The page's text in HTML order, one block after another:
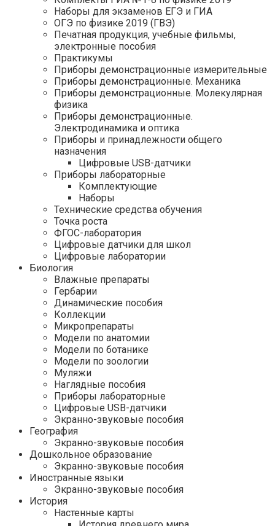
Наборы для экзаменов ЕГЭ и ГИА
ОГЭ по физике 2019 (ГВЭ)
Печатная продукция, учебные фильмы,
электронные пособия
Практикумы
Приборы демонстрационные измерительные
Приборы демонстрационные. Механика
Приборы демонстрационные. Молекулярная
физика
Приборы демонстрационные.
Электродинамика и оптика
Приборы и принадлежности общего
назначения
Цифровые USB-датчики
Приборы лабораторные
Комплектующие
Наборы
Технические средства обучения
Точка роста
ФГОС-лаборатория
Цифровые датчики для школ
Цифровые лаборатории
Биология
Влажные препараты
Гербарии
Динамические пособия
Коллекции
Микропрепараты
Модели по анатомии
Модели по ботанике
Модели по зоологии
Муляжи
Наглядные пособия
Приборы лабораторные
Цифровые USB-датчики
Экранно-звуковые пособия
География
Экранно-звуковые пособия
Дошкольное образование
Экранно-звуковые пособия
Иностранные языки
Экранно-звуковые пособия
История
Настенные карты